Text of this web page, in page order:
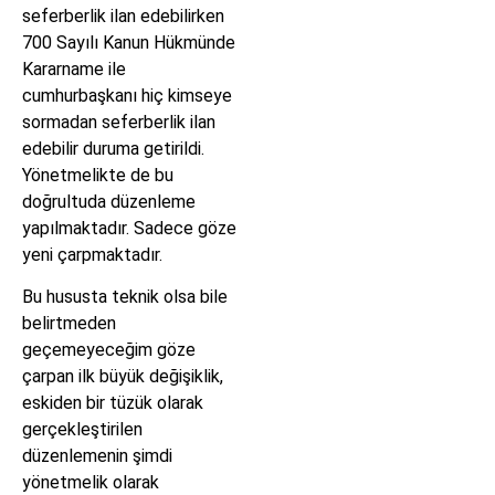
seferberlik ilan edebilirken
700 Sayılı Kanun Hükmünde
Kararname ile
cumhurbaşkanı hiç kimseye
sormadan seferberlik ilan
edebilir duruma getirildi.
Yönetmelikte de bu
doğrultuda düzenleme
yapılmaktadır. Sadece göze
yeni çarpmaktadır.
Bu hususta teknik olsa bile
belirtmeden
geçemeyeceğim göze
çarpan ilk büyük değişiklik,
eskiden bir tüzük olarak
gerçekleştirilen
düzenlemenin şimdi
yönetmelik olarak